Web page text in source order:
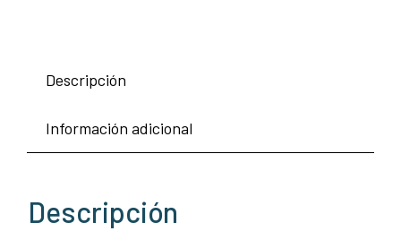
Descripción
Información adicional
Descripción